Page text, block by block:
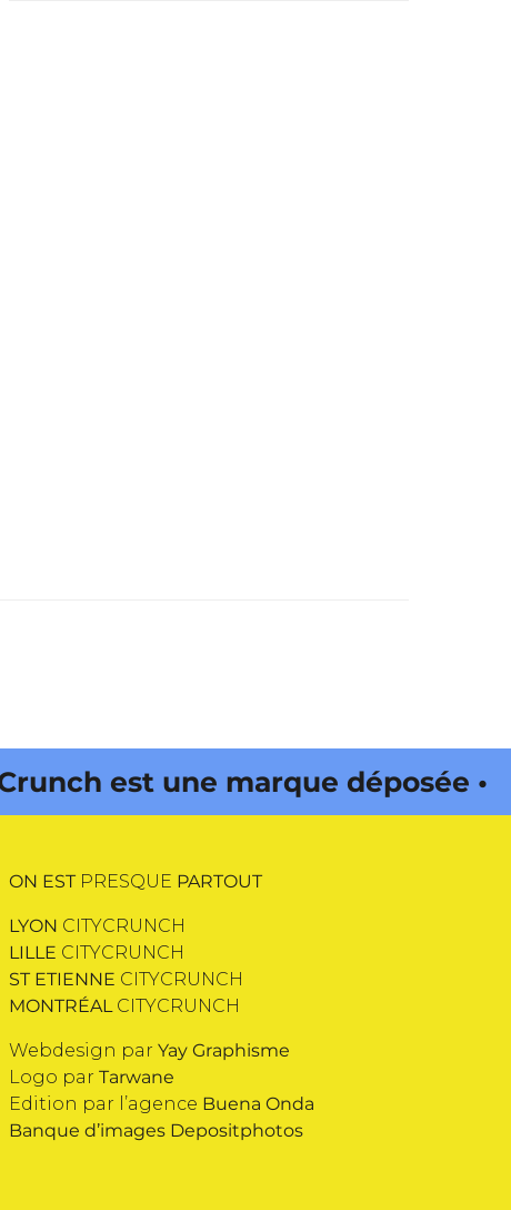
est une marque déposée • Tous
ON EST PRESQUE PARTOUT
LYON CITYCRUNCH
LILLE CITYCRUNCH
ST ETIENNE CITYCRUNCH
MONTRÉALCITYCRUNCH
Webdesign par Yay Graphisme
Logo par Tarwane
Edition par l’agence Buena Onda
Banque d’images Depositphotos